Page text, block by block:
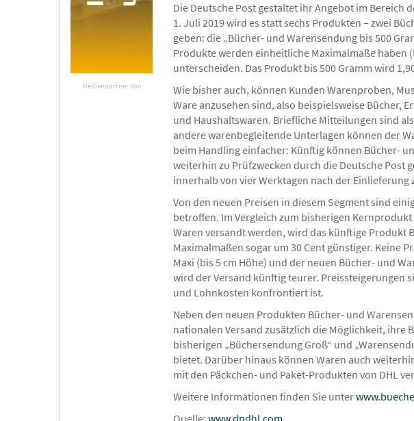
Medienpartner von
Die Deutsche Post gestaltet ihr Angebot im
1. Juli 2019 wird es statt sechs Produkten – zwei
geben: die „Bücher- und Warensendung bis 500
Produkte werden einheitliche Maximalmaße haben
unterscheiden. Das Produkt bis 500 Gramm wird
Wie bisher auch, können Kunden Warenproben,
Ware anzusehen sind, also beispielsweise Bücher,
und Haushaltswaren. Briefliche Mitteilungen sind
andere warenbegleitende Unterlagen können der
beim Handling einfacher: Künftig können Bücher-
weiterhin zu Prüfzwecken durch die Deutsche Post
innerhalb von vier Werktagen nach der Einlieferung
Von den neuen Preisen in diesem Segment sind
betroffen. Im Vergleich zum bisherigen
Waren versandt werden, wird das künftige Produkt
Maximalmaßen sogar um 30 Cent günstiger. Keine
Maxi (bis 5 cm Höhe) und der neuen Bücher- und
wird der Versand künftig teurer. Preissteigerungen
und Lohnkosten konfrontiert ist.
Neben den neuen Produkten Bücher- und
nationalen Versand zusätzlich die Möglichkeit, ihre
bisherigen „Büchersendung Groß“ und
bietet. Darüber hinaus können Waren auch
mit den Päckchen- und Paket-Produkten von DHL
Weitere Informationen finden Sie unter